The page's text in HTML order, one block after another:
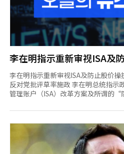
李在明指示重新审视ISA及
执政党表示欢迎，反对党批
李在明指示重新审视ISA及防止股价操
反对党批评草率施政 李在明总统指示
管理账户（ISA）改革方案及所谓的
问题的契机”，而国民力量党则批评
政府提出的税制改革方案中的“个人
改革及“防止股价操控法案”。 由于投资者和年轻人对税制改革
方案的批评声浪高涨，